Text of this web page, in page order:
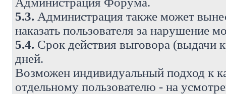
5.3. Администрация также может
наказать пользователя за
5.4. Срок действия выговора (выдачи
дней.
Возможен индивидуальный подход к
отдельному пользователю - на